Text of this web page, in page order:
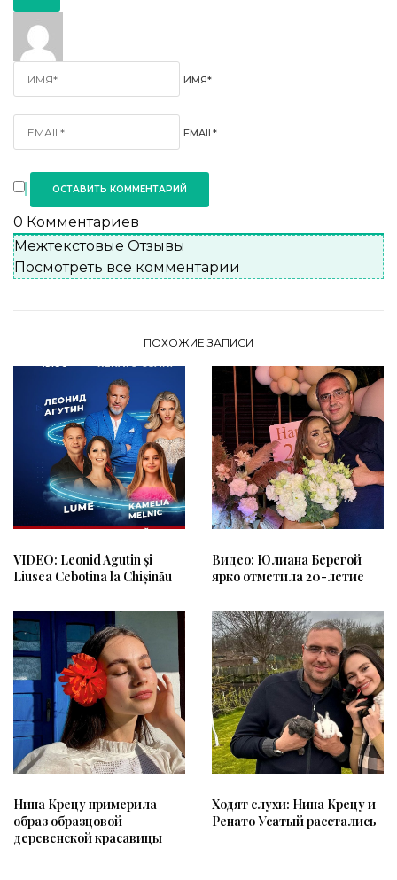
ИМЯ*
EMAIL*
0 Комментариев
Межтекстовые Отзывы
Посмотреть все комментарии
ПОХОЖИЕ ЗАПИСИ
VIDEO: Leonid Agutin și
Liusea Cebotina la Chișinău
Видео: Юлиана Берегой
ярко отметила 20-летие
Нина Крецу примерила
образ образцовой
деревенской красавицы
Ходят слухи: Нина Крецу и
Ренато Усатый расстались